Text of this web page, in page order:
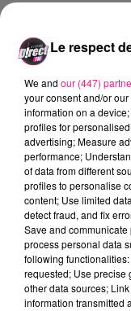
Cabaco sont
revanche,
sur le
�galement le
� Picot. Il avait
Ligue 1 durant la
entre Nancy et
vierge au Stade
samedi � 20h, au
encourager l'ASNL.
Chernik, Menay,
Badila,�Diarra,
Dal�, Puyo,
Suspendu�:
Chr�tien Choix
Coupe d'Afrique
Le respect
We and our (447)
your consent and/or
information on a
profiles for
advertising; Measure
performance;
of data from different
profiles to personalise
content; Use limited
detect fraud, and fix
Save and
process personal data
following
requested; Use precise
other data sources;
information transmitted